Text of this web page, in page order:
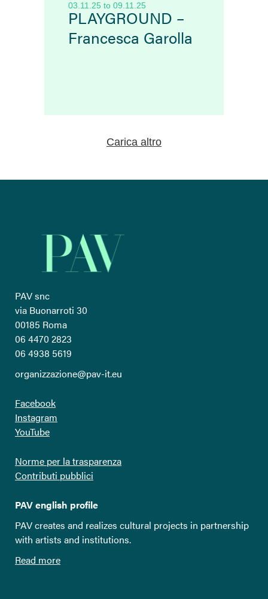
03.11.25 to 09.11.25
PLAYGROUND –
Francesca Garolla
Carica altro
PAV snc
via Buonarroti 30
00185 Roma
06 4470 2823
06 4938 5619
organizzazione@pav-it.eu
Facebook
Instagram
YouTube
Norme per la trasparenza
Contributi pubblici
PAV english profile
PAV creates and realizes cultural projects in partnership
with artists and institutions.
Read more